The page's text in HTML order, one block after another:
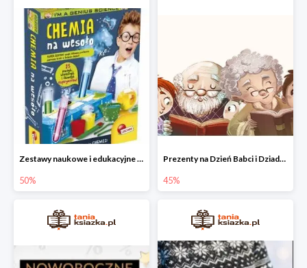
Zestawy naukowe i edukacyjne dla dzieci w Taniej Książce do -50%
50%
Prezenty na Dzień Babci i Dziadka do -45% w Taniej Książce
45%